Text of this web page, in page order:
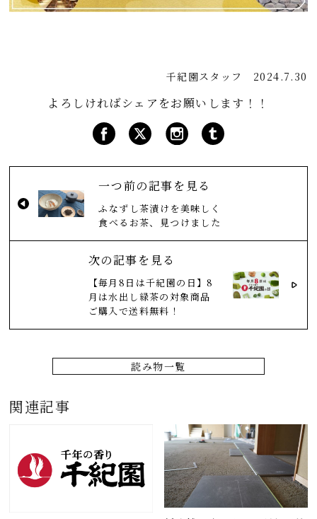
千紀園スタッフ 2024.7.30
よろしければシェアをお願いします！！
一つ前の記事を見る
ふなずし茶漬けを美味しく
食べるお茶、見つけました
次の記事を見る
【毎月8日は千紀園の日】8
月は水出し緑茶の対象商品
ご購入で送料無料！
読み物一覧
関連記事